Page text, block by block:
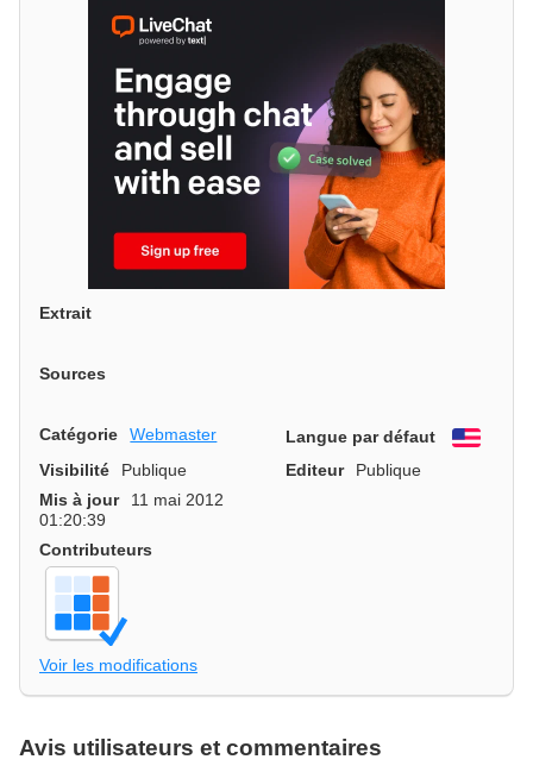
Extrait
Sources
Catégorie Webmaster Langue par défaut
Visibilité
Publique Editeur
Publique
Mis à jour
11 mai 2012
01:20:39
Contributeurs
Voir les modifications
Avis utilisateurs et commentaires